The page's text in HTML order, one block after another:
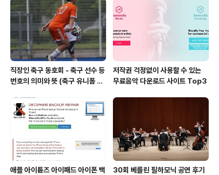
과 탄탄한 연주력을 바탕으로 감동 깊은 음악을 선사하는 ..
직장인 축구 동호회 - 축구 선수 등
번호의 의미와 뜻 (축구 유니폼 번
저작권 걱정없이 사용할 수 있는
무료음악 다운로드 사이트 Top3
애플 아이튠즈 아이패드 아이폰 백
30회 베를린 필하모닉 공연 후기